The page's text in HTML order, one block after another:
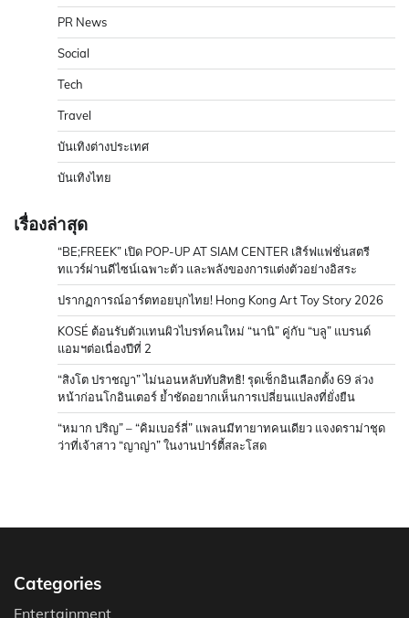
PR News
Social
Tech
Travel
บันเทิงต่างประเทศ
บันเทิงไทย
เรื่องล่าสุด
“BE;FREEK” เปิด POP-UP AT SIAM CENTER เสิร์ฟแฟชั่นสตรี
ทแวร์ผ่านดีไซน์เฉพาะตัว และพลังของการแต่งตัวอย่างอิสระ
ปรากฏการณ์อาร์ตทอยบุกไทย! Hong Kong Art Toy Story 2026
KOSÉ ต้อนรับตัวแทนผิวไบรท์คนใหม่ “นานิ” คู่กับ “บลู” แบรนด์
แอมฯต่อเนื่องปีที่ 2
“สิงโต ปราชญา” ไม่นอนหลับทับสิทธิ! รุดเช็กอินเลือกตั้ง 69 ล่วง
หน้าก่อนโกอินเตอร์ ย้ำชัดอยากเห็นการเปลี่ยนแปลงที่ยั่งยืน
“หมาก ปริญ” – “คิมเบอร์ลี่” แพลนมีทายาทคนเดียว แจงดราม่าชุด
ว่าที่เจ้าสาว “ญาญ่า” ในงานปาร์ตี้สละโสด
Categories
Entertainment